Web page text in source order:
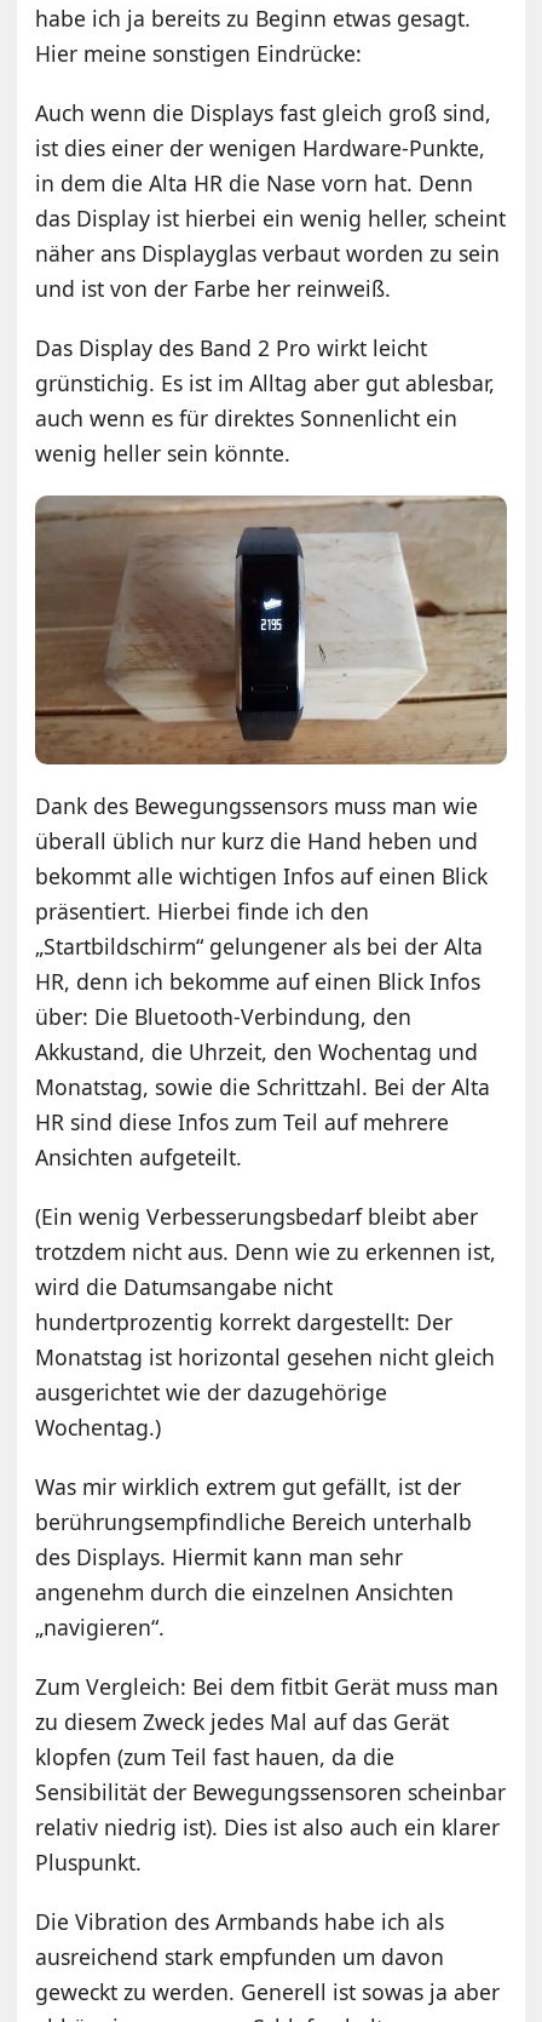
habe ich ja bereits zu Beginn etwas gesagt.
Hier meine sonstigen Eindrücke:
Auch wenn die Displays fast gleich groß sind,
ist dies einer der wenigen Hardware-Punkte,
in dem die Alta HR die Nase vorn hat. Denn
das Display ist hierbei ein wenig heller, scheint
näher ans Displayglas verbaut worden zu sein
und ist von der Farbe her reinweiß.
Das Display des Band 2 Pro wirkt leicht
grünstichig. Es ist im Alltag aber gut ablesbar,
auch wenn es für direktes Sonnenlicht ein
wenig heller sein könnte.
Dank des Bewegungssensors muss man wie
überall üblich nur kurz die Hand heben und
bekommt alle wichtigen Infos auf einen Blick
präsentiert. Hierbei finde ich den
„Startbildschirm“ gelungener als bei der Alta
HR, denn ich bekomme auf einen Blick Infos
über: Die Bluetooth-Verbindung, den
Akkustand, die Uhrzeit, den Wochentag und
Monatstag, sowie die Schrittzahl. Bei der Alta
HR sind diese Infos zum Teil auf mehrere
Ansichten aufgeteilt.
(Ein wenig Verbesserungsbedarf bleibt aber
trotzdem nicht aus. Denn wie zu erkennen ist,
wird die Datumsangabe nicht
hundertprozentig korrekt dargestellt: Der
Monatstag ist horizontal gesehen nicht gleich
ausgerichtet wie der dazugehörige
Wochentag.)
Was mir wirklich extrem gut gefällt, ist der
berührungsempfindliche Bereich unterhalb
des Displays. Hiermit kann man sehr
angenehm durch die einzelnen Ansichten
„navigieren“.
Zum Vergleich: Bei dem fitbit Gerät muss man
zu diesem Zweck jedes Mal auf das Gerät
klopfen (zum Teil fast hauen, da die
Sensibilität der Bewegungssensoren scheinbar
relativ niedrig ist). Dies ist also auch ein klarer
Pluspunkt.
Die Vibration des Armbands habe ich als
ausreichend stark empfunden um davon
geweckt zu werden. Generell ist sowas ja aber